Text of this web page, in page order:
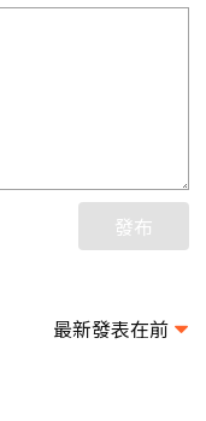
發布
最新發表在前